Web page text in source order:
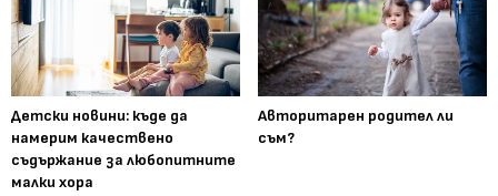
Детски новини: къде да
намерим качествено
съдържание за любопитните
малки хора
Авторитарен родител ли
съм?